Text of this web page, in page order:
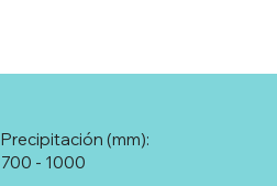
700 - 1000
Precipitación (mm):